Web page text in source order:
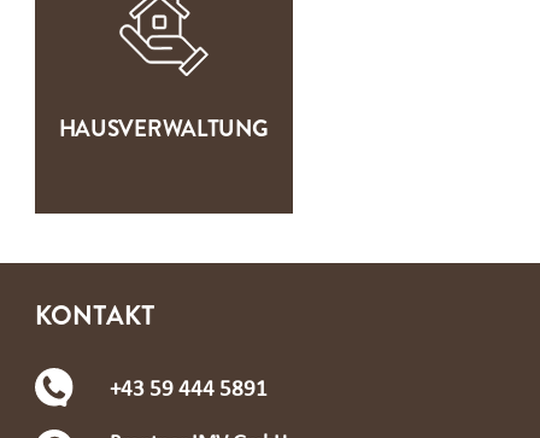
HAUSVERWALTUNG
HAUSVERWALTUNG
ZUR
KONTAKT
+43 59 444 5891